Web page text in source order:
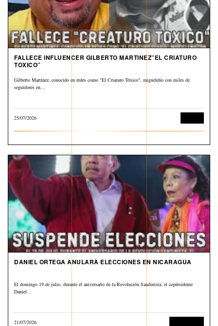
FALLECE INFLUENCER GILBERTO MARTINEZ”EL CRIATURO
TOXICO”
Gilberto Martínez, conocido en redes como "El Criaturo Tóxico", migueleño con miles de
seguidores en…
25/07/2026
DANIEL ORTEGA ANULARÀ ELECCIONES EN NICARAGUA
El domingo 19 de julio, durante el aniversario de la Revolución Sandinista, el copresidente
Daniel…
21/07/2026